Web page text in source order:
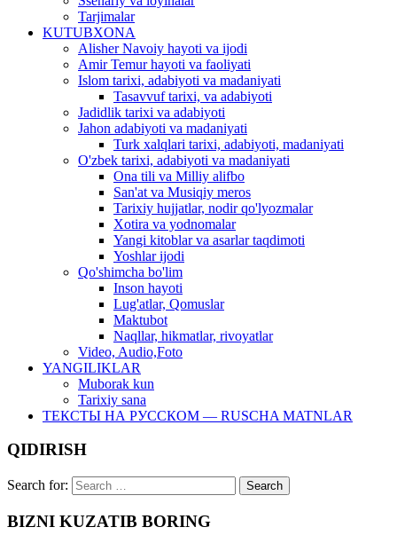
Tarjimalar
KUTUBXONA
Alisher Navoiy hayoti va ijodi
Amir Temur hayoti va faoliyati
Islom tarixi, adabiyoti va madaniyati
Tasavvuf tarixi, va adabiyoti
Jadidlik tarixi va adabiyoti
Jahon adabiyoti va madaniyati
Turk xalqlari tarixi, adabiyoti, madaniyati
O'zbek tarixi, adabiyoti va madaniyati
Ona tili va Milliy alifbo
San'at va Musiqiy meros
Tarixiy hujjatlar, nodir qo'lyozmalar
Xotira va yodnomalar
Yangi kitoblar va asarlar taqdimoti
Yoshlar ijodi
Qo'shimcha bo'lim
Inson hayoti
Lug'atlar, Qomuslar
Maktubot
Naqllar, hikmatlar, rivoyatlar
Video, Audio,Foto
YANGILIKLAR
Muborak kun
Tarixiy sana
ТЕКСТЫ НА РУССКОМ — RUSCHA MATNLAR
QIDIRISH
Search for:
BIZNI KUZATIB BORING